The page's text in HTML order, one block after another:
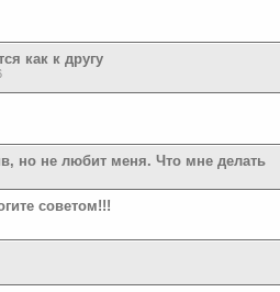
как к другу
но не любит меня. Что мне делать
советом!!!